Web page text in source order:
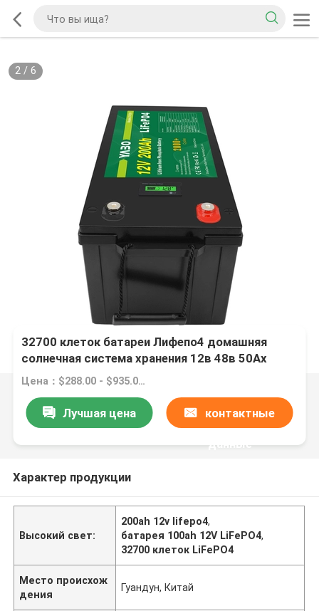
2/ 6
32700 клеток батареи Лифепо4 домашняя
солнечная система хранения 12в 48в 50Ах
100Ах 300Ах 200А
Цена：$288.00 - $935.00/pieces
Лучшая цена контактные
данные
Характер продукции
Высокий свет:
200ah 12v lifepo4,
батарея 100ah 12V LiFePO4,
32700 клеток LiFePO4
Место происхож
дения
Гуандун, Китай